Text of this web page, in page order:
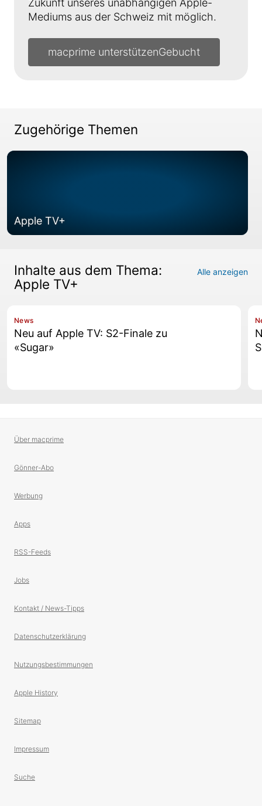
Zukunft unseres unabhängigen Apple-
Mediums aus der Schweiz mit möglich.
macprime unterstützen
Zugehörige Themen
Apple TV+
Inhalte aus dem Thema:
Apple TV+
Alle anzeigen
News
Neu auf Apple TV: S2-Finale zu
«Sugar»
Über macprime
Gönner-Abo
Werbung
Apps
RSS-Feeds
Jobs
Kontakt / News-Tipps
Datenschutzerklärung
Nutzungsbestimmungen
Apple History
Sitemap
Impressum
Suche